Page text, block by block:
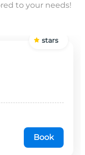
to your needs!
stars
Book